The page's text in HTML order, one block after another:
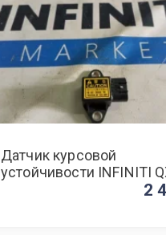
Датчик курсовой
устойчивости INFINITI
2